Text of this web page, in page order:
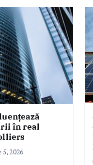
în real
2026